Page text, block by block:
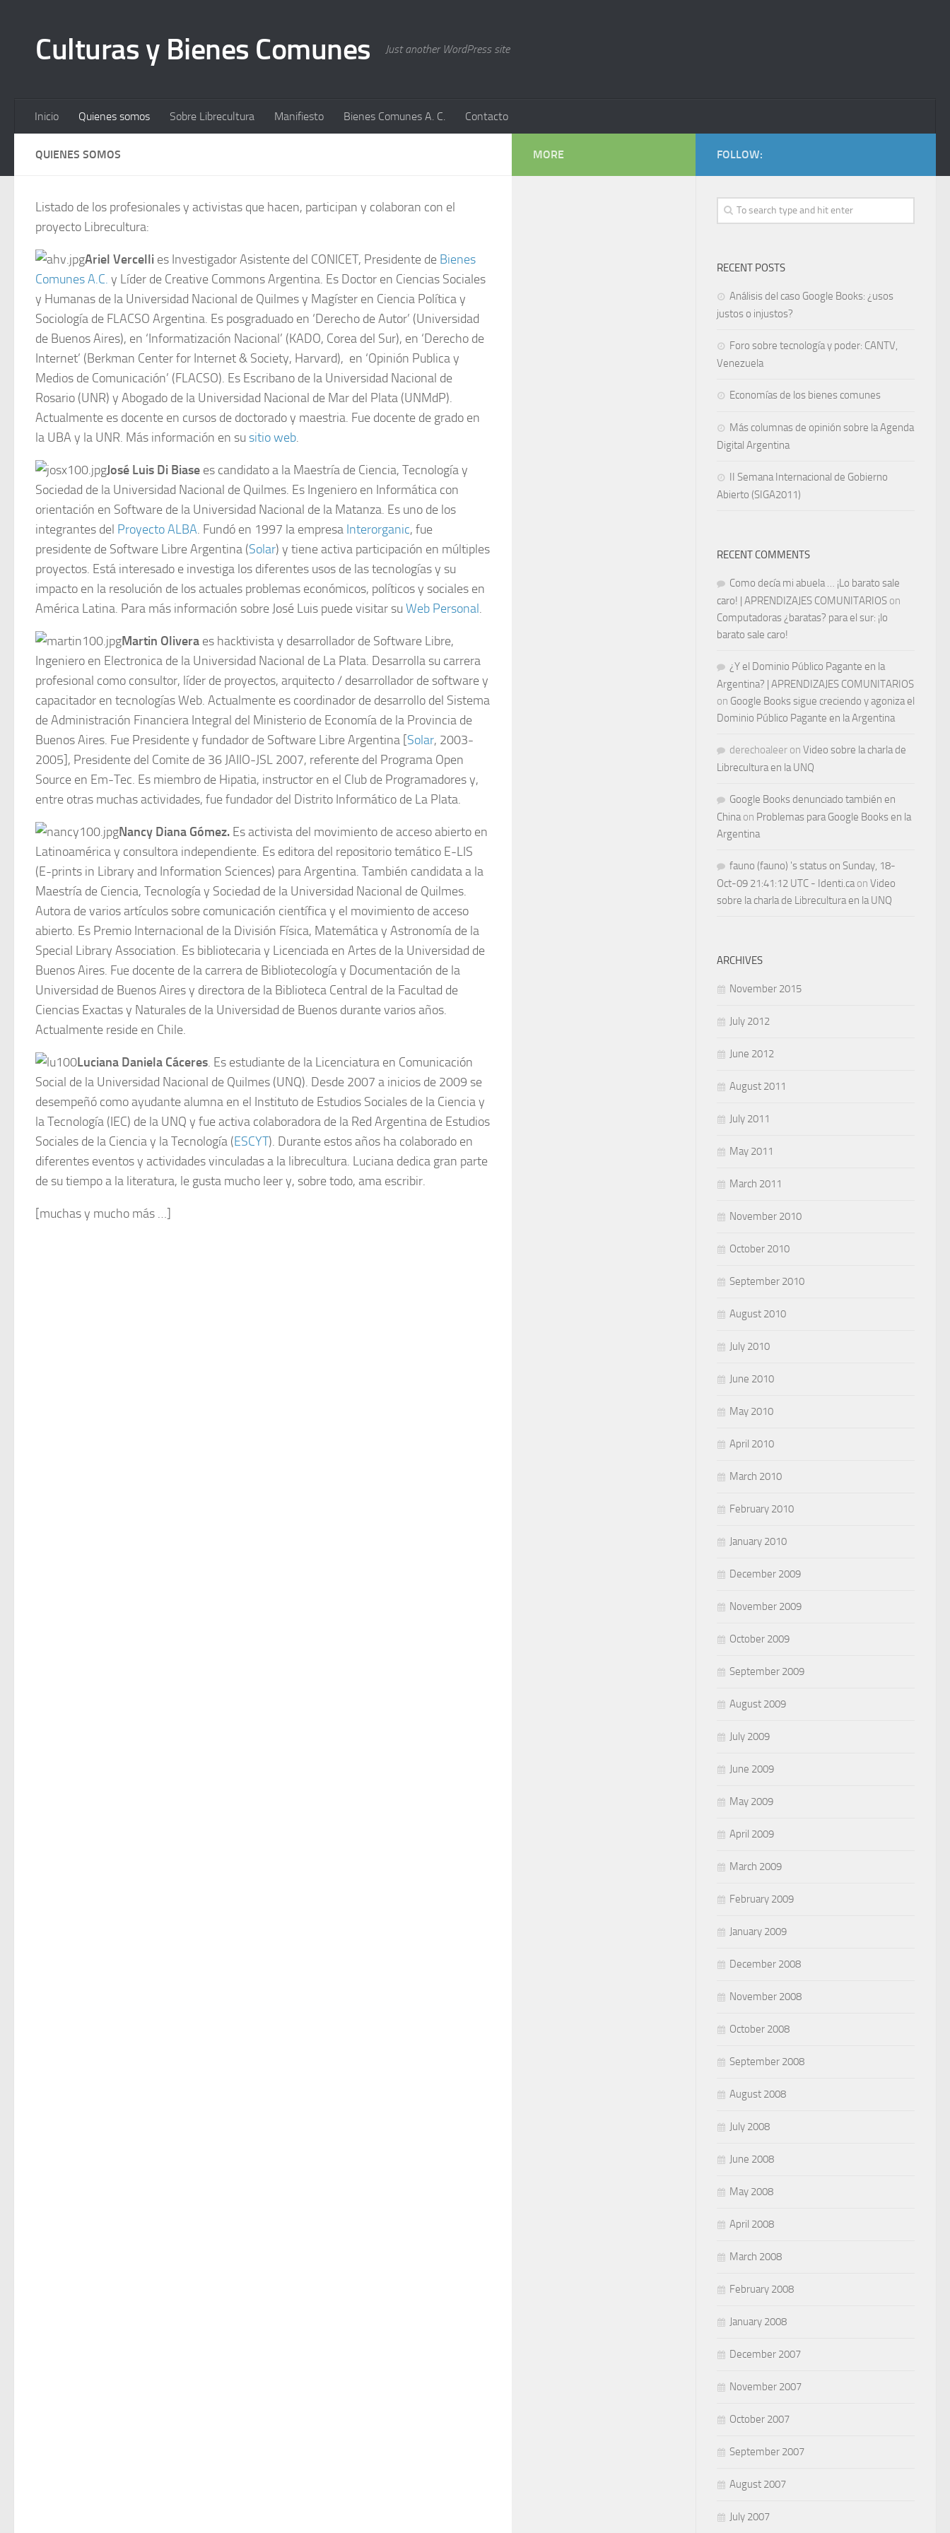
Culturas y Bienes Comunes Just another WordPress site
Inicio Quienes somos Sobre Librecultura Manifiesto Bienes Comunes A. C. Contacto
QUIENES SOMOS
Listado de los profesionales y activistas que hacen, participan y colaboran con el
proyecto Librecultura:
Ariel Vercelli es Investigador Asistente del CONICET, Presidente de Bienes
Comunes A.C. y Líder de Creative Commons Argentina. Es Doctor en Ciencias Sociales
y Humanas de la Universidad Nacional de Quilmes y Magíster en Ciencia Política y
Sociología de FLACSO Argentina. Es posgraduado en ‘Derecho de Autor’ (Universidad
de Buenos Aires), en ‘Informatización Nacional’ (KADO, Corea del Sur), en ‘Derecho de
Internet’ (Berkman Center for Internet & Society, Harvard), en ‘Opinión Publica y
Medios de Comunicación’ (FLACSO). Es Escribano de la Universidad Nacional de
Rosario (UNR) y Abogado de la Universidad Nacional de Mar del Plata (UNMdP).
Actualmente es docente en cursos de doctorado y maestria. Fue docente de grado en
la UBA y la UNR. Más información en su sitio web.
José Luis Di Biase es candidato a la Maestría de Ciencia, Tecnología y
Sociedad de la Universidad Nacional de Quilmes. Es Ingeniero en Informática con
orientación en Software de la Universidad Nacional de la Matanza. Es uno de los
integrantes del Proyecto ALBA. Fundó en 1997 la empresa Interorganic, fue
presidente de Software Libre Argentina (Solar) y tiene activa participación en múltiples
proyectos. Está interesado e investiga los diferentes usos de las tecnologías y su
impacto en la resolución de los actuales problemas económicos, políticos y sociales en
América Latina. Para más información sobre José Luis puede visitar su Web Personal.
Martin Olivera es hacktivista y desarrollador de Software Libre,
Ingeniero en Electronica de la Universidad Nacional de La Plata. Desarrolla su carrera
profesional como consultor, líder de proyectos, arquitecto / desarrollador de software y
capacitador en tecnologías Web. Actualmente es coordinador de desarrollo del Sistema
de Administración Financiera Integral del Ministerio de Economía de la Provincia de
Buenos Aires. Fue Presidente y fundador de Software Libre Argentina [Solar, 2003-
2005], Presidente del Comite de 36 JAIIO-JSL 2007, referente del Programa Open
Source en Em-Tec. Es miembro de Hipatia, instructor en el Club de Programadores y,
entre otras muchas actividades, fue fundador del Distrito Informático de La Plata.
Nancy Diana Gómez. Es activista del movimiento de acceso abierto en
Latinoamérica y consultora independiente. Es editora del repositorio temático E-LIS
(E-prints in Library and Information Sciences) para Argentina. También candidata a la
Maestría de Ciencia, Tecnología y Sociedad de la Universidad Nacional de Quilmes.
Autora de varios artículos sobre comunicación científica y el movimiento de acceso
abierto. Es Premio Internacional de la División Física, Matemática y Astronomía de la
Special Library Association. Es bibliotecaria y Licenciada en Artes de la Universidad de
Buenos Aires. Fue docente de la carrera de Bibliotecología y Documentación de la
Universidad de Buenos Aires y directora de la Biblioteca Central de la Facultad de
Ciencias Exactas y Naturales de la Universidad de Buenos durante varios años.
Actualmente reside en Chile.
Luciana Daniela Cáceres. Es estudiante de la Licenciatura en Comunicación
Social de la Universidad Nacional de Quilmes (UNQ). Desde 2007 a inicios de 2009 se
desempeñó como ayudante alumna en el Instituto de Estudios Sociales de la Ciencia y
la Tecnología (IEC) de la UNQ y fue activa colaboradora de la Red Argentina de Estudios
Sociales de la Ciencia y la Tecnología (ESCYT). Durante estos años ha colaborado en
diferentes eventos y actividades vinculadas a la librecultura. Luciana dedica gran parte
de su tiempo a la literatura, le gusta mucho leer y, sobre todo, ama escribir.
[muchas y mucho más …]
FOLLOW:
RECENT POSTS
Análisis del caso Google Books: ¿usos
justos o injustos?
Foro sobre tecnología y poder: CANTV,
Venezuela
Economías de los bienes comunes
Más columnas de opinión sobre la Agenda
Digital Argentina
II Semana Internacional de Gobierno
Abierto (SIGA2011)
RECENT COMMENTS
Como decía mi abuela … ¡Lo barato sale
caro! | APRENDIZAJES COMUNITARIOS on
Computadoras ¿baratas? para el sur: ¡lo
barato sale caro!
¿Y el Dominio Público Pagante en la
Argentina? | APRENDIZAJES COMUNITARIOS
on Google Books sigue creciendo y agoniza el
Dominio Público Pagante en la Argentina
derechoaleer on Video sobre la charla de
Librecultura en la UNQ
Google Books denunciado también en
Chinaon Problemas para Google Books en la
Argentina
fauno (fauno) 's status on Sunday, 18-
Oct-09 21:41:12 UTC - Identi.caon Video
sobre la charla de Librecultura en la UNQ
ARCHIVES
November 2015
July 2012
June 2012
August 2011
July 2011
May 2011
March 2011
November 2010
October 2010
September 2010
August 2010
July 2010
June 2010
May 2010
April 2010
March 2010
February 2010
January 2010
December 2009
November 2009
October 2009
September 2009
August 2009
July 2009
June 2009
May 2009
April 2009
March 2009
February 2009
January 2009
December 2008
November 2008
October 2008
September 2008
August 2008
July 2008
June 2008
May 2008
April 2008
March 2008
February 2008
January 2008
December 2007
November 2007
October 2007
September 2007
August 2007
July 2007
MORE